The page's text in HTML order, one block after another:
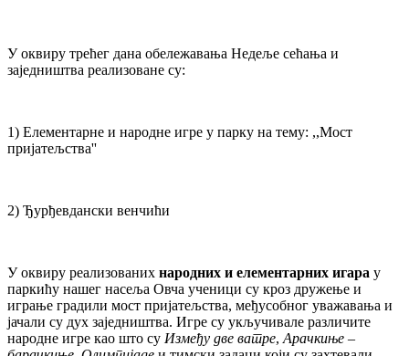
У оквиру трећег дана обележавања Недеље сећања и
заједништва реализоване су:
1) Елементарне и народне игре у парку на тему: ,,Мост
пријатељства''
2) Ђурђевдански венчићи
У оквиру реализованих народних и елементарних игара у
паркићу нашег насеља Овча ученици су кроз дружење и
играње градили мост пријатељства, међусобног уважавања и
јачали су дух заједништва. Игре су укључивале различите
народне игре као што су Између две ватре, Арачкиње –